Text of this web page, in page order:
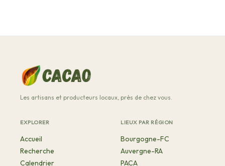
Les artisans et producteurs locaux, près de chez vous.
EXPLORER
Accueil
Recherche
Calendrier
LIEUX PAR RÉGION
Bourgogne-FC
Auvergne-RA
PACA